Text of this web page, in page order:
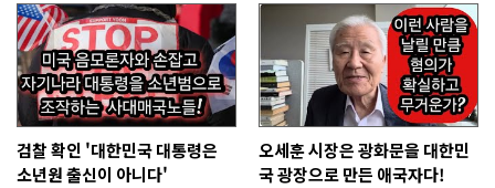
검찰 확인 '대한민국 대통령은
소년원 출신이 아니다'
오세훈 시장은 광화문을 대한민
국 광장으로 만든 애국자다!